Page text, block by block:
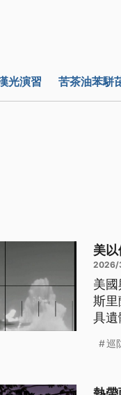
光演習 苦茶油苯駢
美
2026/
美
斯
具
是
巡